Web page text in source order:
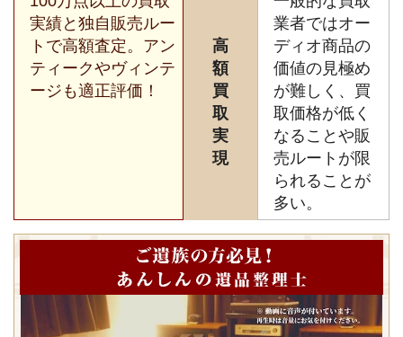
実績と独自販売ルー
トで高額査定。アン
ティークやヴィンテ
ージも適正評価！
高
額
買
取
実
現
業者ではオー
ディオ商品の
価値の見極め
が難しく、買
取価格が低く
なることや販
売ルートが限
られることが
多い。